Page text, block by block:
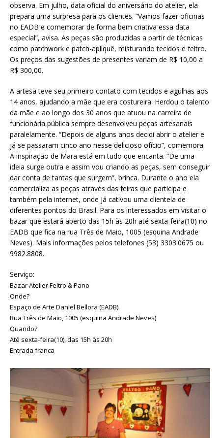
observa. Em julho, data oficial do aniversário do atelier, ela
prepara uma surpresa para os clientes. “Vamos fazer oficinas
no EADB e comemorar de forma bem criativa essa data
especial”, avisa. As peças são produzidas a partir de técnicas
como patchwork e patch-apliquê, misturando tecidos e feltro.
Os preços das sugestões de presentes variam de R$ 10,00 a
R$ 300,00.
A artesã teve seu primeiro contato com tecidos e agulhas aos
14 anos, ajudando a mãe que era costureira. Herdou o talento
da mãe e ao longo dos 30 anos que atuou na carreira de
funcionária pública sempre desenvolveu peças artesanais
paralelamente. “Depois de alguns anos decidi abrir o atelier e
já se passaram cinco ano nesse delicioso ofício”, comemora.
A inspiração de Mara está em tudo que encanta. “De uma
ideia surge outra e assim vou criando as peças, sem conseguir
dar conta de tantas que surgem”, brinca. Durante o ano ela
comercializa as peças através das feiras que participa e
também pela internet, onde já cativou uma clientela de
diferentes pontos do Brasil. Para os interessados em visitar o
bazar que estará aberto das 15h às 20h até sexta-feira(10) no
EADB que fica na rua Três de Maio, 1005 (esquina Andrade
Neves). Mais informações pelos telefones (53) 3303.0675 ou
9982.8808.
Serviço:
Bazar Atelier Feltro & Pano
Onde?
Espaço de Arte Daniel Bellora (EADB)
Rua Três de Maio, 1005 (esquina Andrade Neves)
Quando?
Até sexta-feira(10), das 15h às 20h
Entrada franca